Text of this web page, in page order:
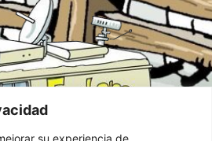
su experiencia de